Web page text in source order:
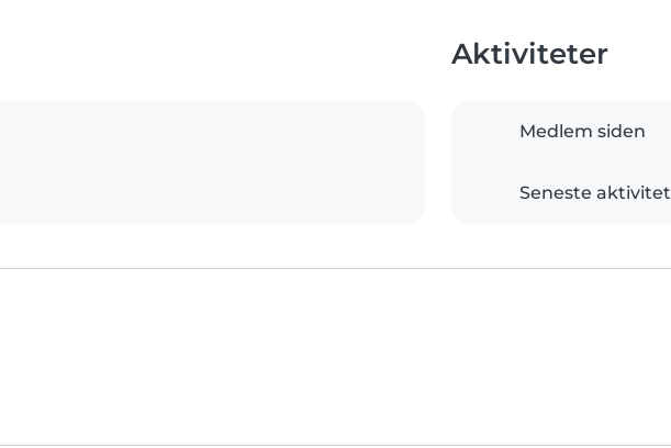
Aktiviteter
Medlem siden
Seneste aktivitet